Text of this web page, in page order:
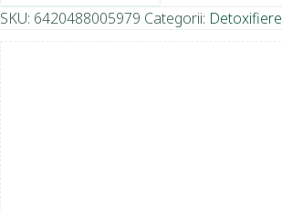
SKU: 6420488005979 Categorii: Detoxifiere